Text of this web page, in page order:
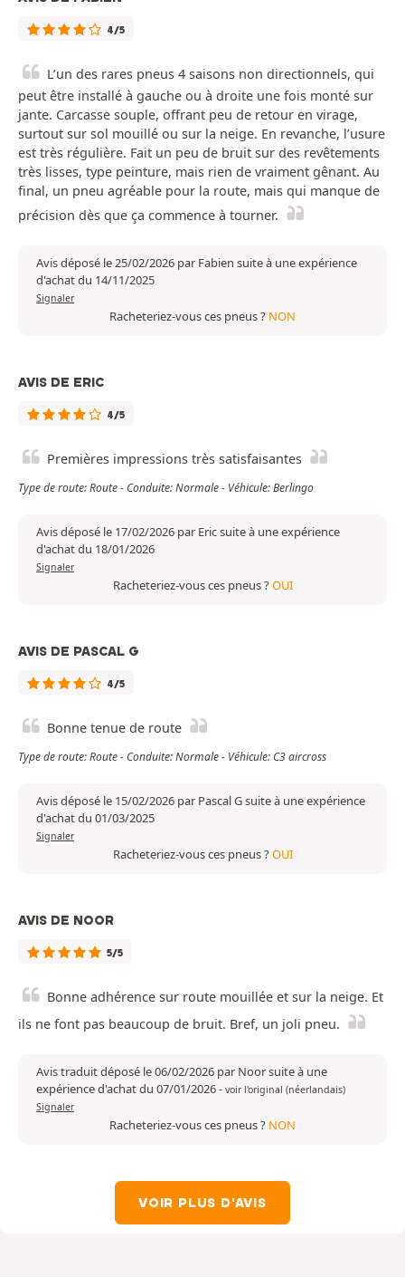
4/5
L’un des rares pneus 4 saisons non directionnels, qui
peut être installé à gauche ou à droite une fois monté sur
jante. Carcasse souple, offrant peu de retour en virage,
surtout sur sol mouillé ou sur la neige. En revanche, l’usure
est très régulière. Fait un peu de bruit sur des revêtements
très lisses, type peinture, mais rien de vraiment gênant. Au
final, un pneu agréable pour la route, mais qui manque de
précision dès que ça commence à tourner.
Avis déposé le 25/02/2026 par Fabien suite à une expérience
d'achat du 14/11/2025
Signaler
Racheteriez-vous ces pneus ? NON
AVIS DE ERIC
4/5
Premières impressions très satisfaisantes
Type de route: Route - Conduite: Normale - Véhicule: Berlingo
Avis déposé le 17/02/2026 par Eric suite à une expérience
d'achat du 18/01/2026
Signaler
Racheteriez-vous ces pneus ?OUI
AVIS DE PASCAL G
4/5
Bonne tenue de route
Type de route: Route - Conduite: Normale - Véhicule: C3 aircross
Avis déposé le 15/02/2026 par Pascal G suite à une expérience
d'achat du 01/03/2025
Signaler
Racheteriez-vous ces pneus ?OUI
AVIS DE NOOR
5/5
Bonne adhérence sur route mouillée et sur la neige. Et
ils ne font pas beaucoup de bruit. Bref, un joli pneu.
Avis traduit déposé le 06/02/2026 par Noor suite à une
expérience d'achat du 07/01/2026- voir l'original (néerlandais)
Signaler
Racheteriez-vous ces pneus ? NON
VOIR PLUS D'AVIS